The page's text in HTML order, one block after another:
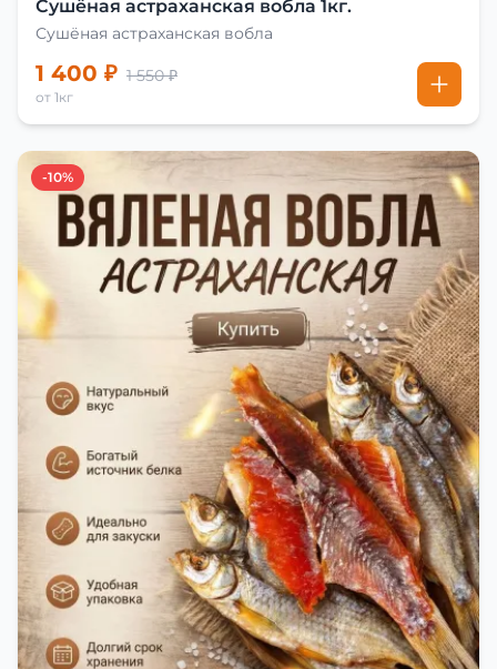
Сушёная астраханская вобла 1кг.
Сушёная астраханская вобла
1 400 ₽ 1 550 ₽
от 1кг
-10%